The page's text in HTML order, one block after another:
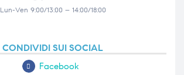
Lun-Ven 9:00/13:00 – 14:00/18:00
CONDIVIDI SUI SOCIAL
Facebook